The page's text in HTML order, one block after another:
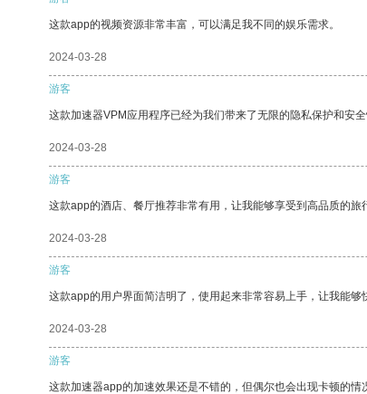
这款app的视频资源非常丰富，可以满足我不同的娱乐需求。
2024-03-28
游客
这款加速器VPM应用程序已经为我们带来了无限的隐私保护和安全
2024-03-28
游客
这款app的酒店、餐厅推荐非常有用，让我能够享受到高品质的旅
2024-03-28
游客
这款app的用户界面简洁明了，使用起来非常容易上手，让我能
2024-03-28
游客
这款加速器app的加速效果还是不错的，但偶尔也会出现卡顿的情